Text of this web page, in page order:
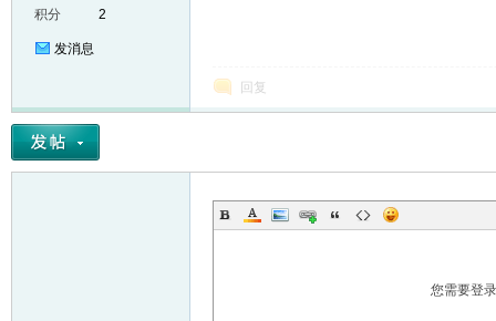
积分
2
发消息
回复
您需要登